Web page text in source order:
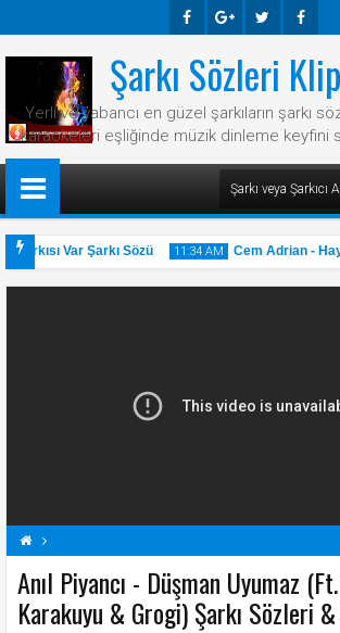
Ook E-
Plus
R Ook
Şarkı Sözleri
Yerli ve yabancı en güzel şarkıların şarkı
karaokeleri eşliğinde müzik dinleme keyfini
Var Şarkı Sözü 11:34 AM
31 May
2025
Cem Adrian -
A
Anıl Piyancı Şarkı Sözleri
Düşman Uyumaz (Ft. Emrah Karakuyu & Grogi) Şarkı
Anıl Piyancı - Düşman Uyumaz
Karakuyu & Grogi) Şarkı Sözleri